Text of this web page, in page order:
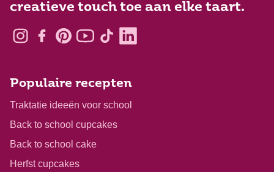
creatieve touch toe aan elke taart.
Populaire recepten
Traktatie ideeën voor school
Back to school cupcakes
Back to school cake
Herfst cupcakes